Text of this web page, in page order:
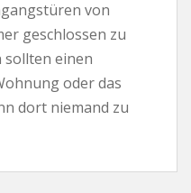
von
geschlossen zu
sollten einen
oder das
dort niemand zu